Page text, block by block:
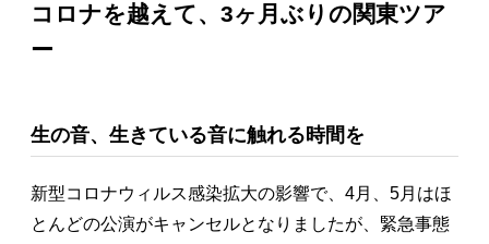
コロナを越えて、3ヶ月ぶりの関東ツア
ー
生の音、生きている音に触れる時間を
新型コロナウィルス感染拡大の影響で、4月、5月はほ
とんどの公演がキャンセルとなりましたが、緊急事態